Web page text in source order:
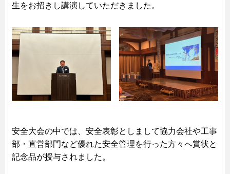
生をお招きし講演していただきました。
安全大会の中では、安全表彰としまして協力会社や工事
部・直営部門など優れた安全管理を行った方々へ賞状と
記念品が授与されました。